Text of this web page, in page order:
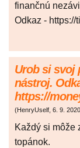
finančnú
Odkaz - https://
Urob si svoj
nástroj.
https://
(HenryUself, 6. 9. 2020
Každý si môže
topánok.